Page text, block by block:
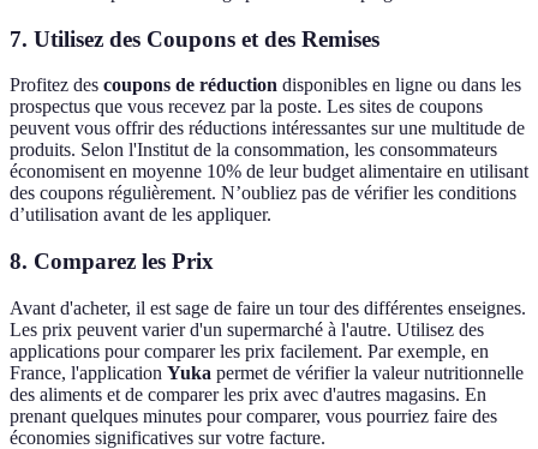
7. Utilisez des Coupons et des Remises
Profitez des coupons de réduction disponibles en ligne ou dans les
prospectus que vous recevez par la poste. Les sites de coupons
peuvent vous offrir des réductions intéressantes sur une multitude de
produits. Selon l'Institut de la consommation, les consommateurs
économisent en moyenne 10% de leur budget alimentaire en utilisant
des coupons régulièrement. N’oubliez pas de vérifier les conditions
d’utilisation avant de les appliquer.
8. Comparez les Prix
Avant d'acheter, il est sage de faire un tour des différentes enseignes.
Les prix peuvent varier d'un supermarché à l'autre. Utilisez des
applications pour comparer les prix facilement. Par exemple, en
France, l'application Yuka permet de vérifier la valeur nutritionnelle
des aliments et de comparer les prix avec d'autres magasins. En
prenant quelques minutes pour comparer, vous pourriez faire des
économies significatives sur votre facture.